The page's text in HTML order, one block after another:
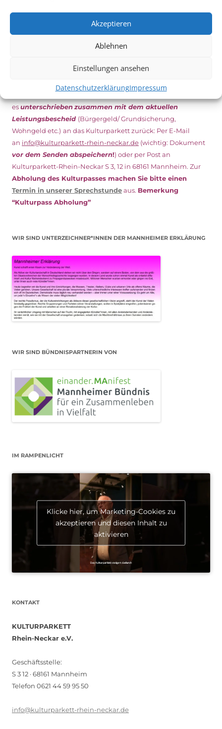
Akzeptieren
Ablehnen
Einstellungen ansehen
DatenschutzerklärungImpressum
DIGITAL KULTURPASS BEANTRAGEN
esunterschriebenzusammen mit dem aktuellen
Leistungsbescheid (Bürgergeld/ Grundsicherung,
Wohngeld etc.) an das Kulturparkett zurück: Per E-Mail
an info@kulturparkett-rhein-neckar.de (wichtig: Dokument
vor dem Senden abspeichern!) oder per Post an
Kulturparkett-Rhein-Neckar S 3, 12 in 68161 Mannheim. Zur
Abholung des Kulturpasses machen Sie bitte einen
Termin in unserer Sprechstundeaus. Bemerkung
“Kulturpass Abholung”
WIR SIND UNTERZEICHNER*INNEN DER MANNHEIMER ERKLÄRUNG
WIR SIND BÜNDNISPARTNERIN VON
IM RAMPENLICHT
Klicke hier, um Marketing-Cookies zu
akzeptieren und diesen Inhalt zu
aktivieren
KONTAKT
KULTURPARKETT
Rhein-Neckar e.V.
Geschäftsstelle:
S 3 12 · 68161 Mannheim
Telefon 0621 44 59 95 50
info@kulturparkett-rhein-neckar.de